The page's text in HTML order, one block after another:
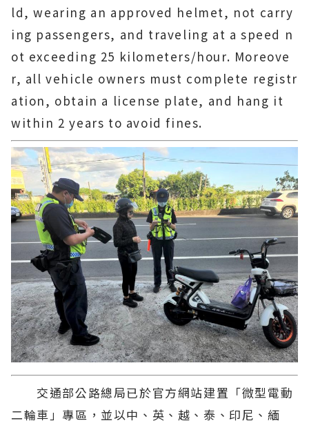
ld, wearing an approved helmet, not carry
ing passengers, and traveling at a speed n
ot exceeding 25 kilometers/hour. Moreove
r, all vehicle owners must complete registr
ation, obtain a license plate, and hang it
within 2 years to avoid fines.
交通部公路總局已於官方網站建置「微型電動
二輪車」專區，並以中、英、越、泰、印尼、緬